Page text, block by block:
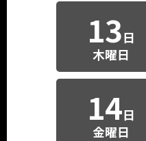
13日
木曜日
14日
金曜日